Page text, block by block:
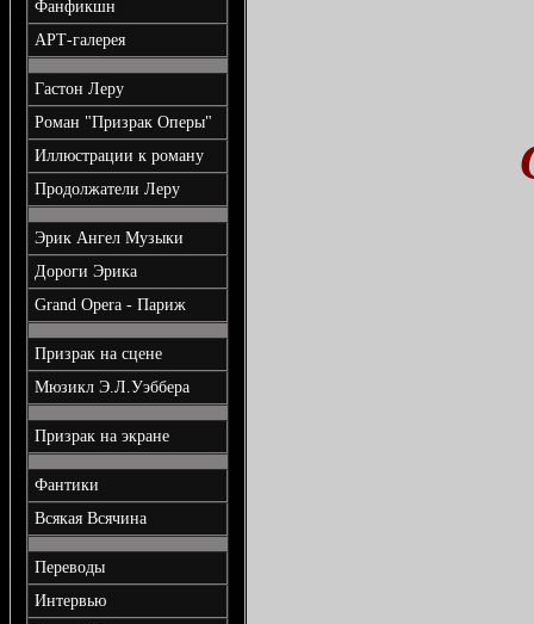
Фанфикшн
АРТ-галерея
Гастон Леру
Роман "Призрак Оперы"
Иллюстрации к роману
Продолжатели Леру
Эрик Ангел Музыки
Дороги Эрика
Grand Opera - Париж
Призрак на сцене
Мюзикл Э.Л.Уэббера
Призрак на экране
Фантики
Всякая Всячина
Переводы
Интервью